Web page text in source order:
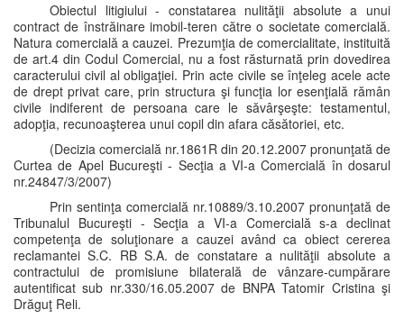
Obiectul litigiului - constatarea nulităţii absolute a unui
contract de înstrăinare imobil-teren către o societate comercială.
Natura comercială a cauzei. Prezumţia de comercialitate, instituită
de art.4 din Codul Comercial, nu a fost răsturnată prin dovedirea
caracterului civil al obligaţiei. Prin acte civile se înţeleg acele acte
de drept privat care, prin structura şi funcţia lor esenţială rămân
civile indiferent de persoana care le săvârşeşte: testamentul,
adopţia, recunoaşterea unui copil din afara căsătoriei, etc.
(Decizia comercială nr.1861R din 20.12.2007 pronunţată de
Curtea de Apel Bucureşti - Secţia a VI-a Comercială în dosarul
nr.24847/3/2007)
Prin sentinţa comercială nr.10889/3.10.2007 pronunţată de
Tribunalul Bucureşti - Secţia a VI-a Comercială s-a declinat
competenţa de soluţionare a cauzei având ca obiect cererea
reclamantei S.C. RB S.A. de constatare a nulităţii absolute a
contractului de promisiune bilaterală de vânzare-cumpărare
autentificat sub nr.330/16.05.2007 de BNPA Tatomir Cristina şi
Drăguţ Reli.